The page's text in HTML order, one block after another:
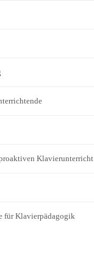
Klavierunterricht
für Klavierpädagogik